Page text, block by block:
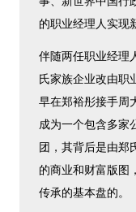
的职业经理人实现
伴随两任职业经理
氏家族企业改由职
早在郑裕彤接手周
成为一个包含多家
团，其背后是由郑
的商业和财富版图
传承的基本盘的。